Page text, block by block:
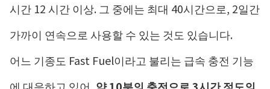
시간 12 시간 이상. 그 중에는 최대 40시간으로, 2일간
가까이 연속으로 사용할 수 있는 것도 있습니다.
어느 기종도 Fast Fuel이라고 불리는 급속 충전 기능